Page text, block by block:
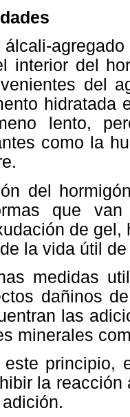
interior del
del
hidratada
lento,
como la
del
que van
de gel,
la vida útil
medidas
dañinos
las
minerales
este principio,
la